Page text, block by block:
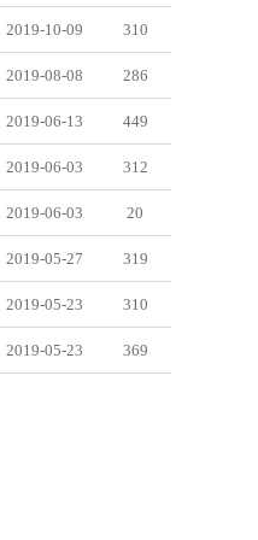
2019-10-09 310
2019-08-08 286
2019-06-13 449
2019-06-03 312
2019-06-03 20
2019-05-27 319
2019-05-23 310
2019-05-23 369